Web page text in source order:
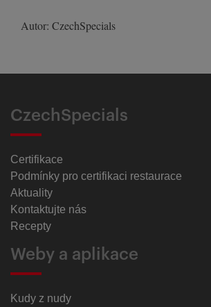
Autor: CzechSpecials
CzechSpecials
Certifikace
Podmínky pro certifikaci restaurace
Aktuality
Kontaktujte nás
Recepty
Weby a aplikace
Kudy z nudy